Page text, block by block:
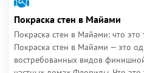
Покраска стен в Майами
Покраска стен в Майами: что это
Покраска стен в Майами — это
востребованных видов